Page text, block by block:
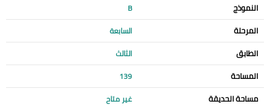
النموذج B
المرحلة السابعة
الطابق الثالث
المساحة 139
مساحة الحديقة غير متاح